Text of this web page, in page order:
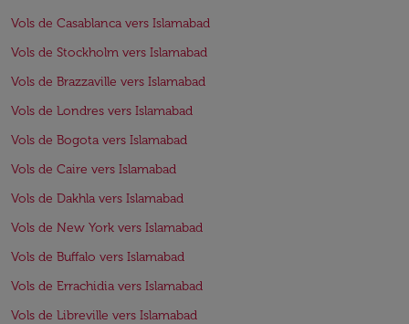
Vols de Casablanca vers Islamabad
Vols de Stockholm vers Islamabad
Vols de Brazzaville vers Islamabad
Vols de Londres vers Islamabad
Vols de Bogota vers Islamabad
Vols de Caire vers Islamabad
Vols de Dakhla vers Islamabad
Vols de New York vers Islamabad
Vols de Buffalo vers Islamabad
Vols de Errachidia vers Islamabad
Vols de Libreville vers Islamabad